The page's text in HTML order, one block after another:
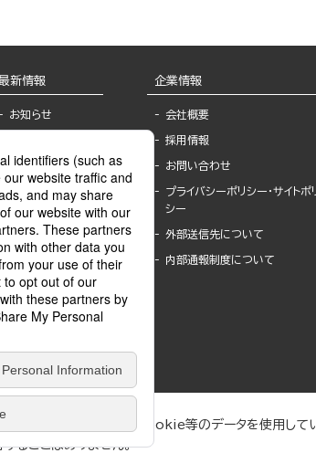
新情報
お知らせ
報
書店様へ
海外ライセンシー
公式SNSアカウ
ント
作家一覧
Keyword list
Author list
企業情報
会社概要
採用情報
お問い合わせ
プライバシーポリシー・サイトポ
シー
外部送信先について
内部通報制度について
は、利便性向上のためにCookie等のデータを使用して
ることはありません。